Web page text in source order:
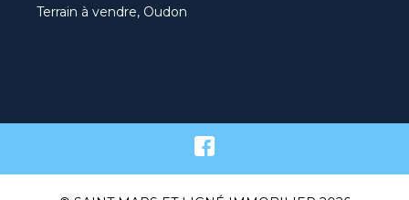
Terrain à vendre, Oudon